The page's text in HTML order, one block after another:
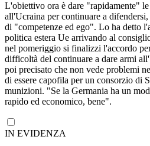
L'obiettivo ora è dare "rapidamente"
all'Ucraina per continuare a
di "competenze ed ego". Lo ha detto
politica estera Ue arrivando al
nel pomeriggio si finalizzi l'accordo
difficoltà del continuare a dare armi
poi precisato che non vede problemi
di essere capofila per un consorzio di
munizioni. "Se la Germania ha un
rapido ed economico, bene".
IN EVIDENZA